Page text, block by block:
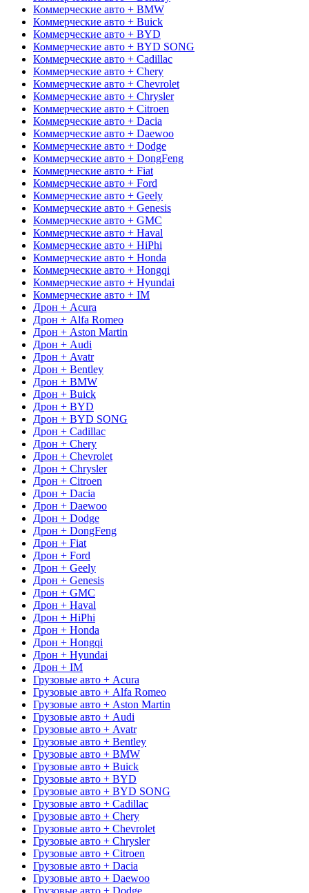
Коммерческие авто + BMW
Коммерческие авто + Buick
Коммерческие авто + BYD
Коммерческие авто + BYD SONG
Коммерческие авто + Cadillac
Коммерческие авто + Chery
Коммерческие авто + Chevrolet
Коммерческие авто + Chrysler
Коммерческие авто + Citroen
Коммерческие авто + Dacia
Коммерческие авто + Daewoo
Коммерческие авто + Dodge
Коммерческие авто + DongFeng
Коммерческие авто + Fiat
Коммерческие авто + Ford
Коммерческие авто + Geely
Коммерческие авто + Genesis
Коммерческие авто + GMC
Коммерческие авто + Haval
Коммерческие авто + HiPhi
Коммерческие авто + Honda
Коммерческие авто + Hongqi
Коммерческие авто + Hyundai
Коммерческие авто + IM
Дрон + Acura
Дрон + Alfa Romeo
Дрон + Aston Martin
Дрон + Audi
Дрон + Avatr
Дрон + Bentley
Дрон + BMW
Дрон + Buick
Дрон + BYD
Дрон + BYD SONG
Дрон + Cadillac
Дрон + Chery
Дрон + Chevrolet
Дрон + Chrysler
Дрон + Citroen
Дрон + Dacia
Дрон + Daewoo
Дрон + Dodge
Дрон + DongFeng
Дрон + Fiat
Дрон + Ford
Дрон + Geely
Дрон + Genesis
Дрон + GMC
Дрон + Haval
Дрон + HiPhi
Дрон + Honda
Дрон + Hongqi
Дрон + Hyundai
Дрон + IM
Грузовые авто + Acura
Грузовые авто + Alfa Romeo
Грузовые авто + Aston Martin
Грузовые авто + Audi
Грузовые авто + Avatr
Грузовые авто + Bentley
Грузовые авто + BMW
Грузовые авто + Buick
Грузовые авто + BYD
Грузовые авто + BYD SONG
Грузовые авто + Cadillac
Грузовые авто + Chery
Грузовые авто + Chevrolet
Грузовые авто + Chrysler
Грузовые авто + Citroen
Грузовые авто + Dacia
Грузовые авто + Daewoo
Грузовые авто + Dodge